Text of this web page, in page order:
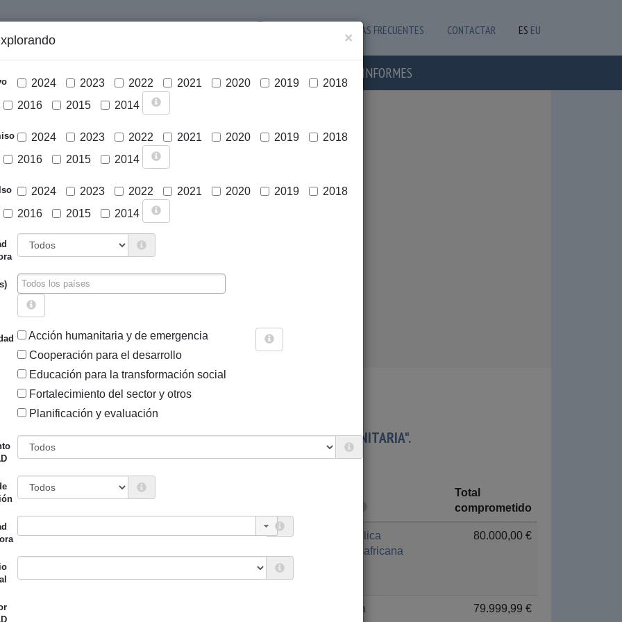
PREGUNTAS FRECUENTES CONTACTAR ES EU
NOTICIAS E INFORMES
Sigue explorando
×
2024 2023 2022 2021 2020 2019
2018
2016 2015 2014
2024 2023 2022 2021 2020 2019
2018
2016 2015 2014
2024 2023 2022 2021 2020 2019
2018
2016 2015 2014
Acción humanitaria y de emergencia
Cooperación para el desarrollo
Educación para la transformación social
Fortalecimiento del sector y otros
Planificación y evaluación
EL INSTRUMENTO "AYUDAS DE EMERGENCIA Y ACCIÓN HUMANITARIA".
Entidad canalizadora
Total
comprometido
Foral de Bizkaia UNICEF 2022
República
Centroafricana
80.000,00 €
Foral de Bizkaia Argelia 79.999,99 €